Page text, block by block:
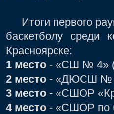
Итоги первого
баскетболу
Красноярске:
1 место - «СШ № 4»
2 место - «ДЮСШ № 6
3 место - «СШОР
4 место - «СШОР по